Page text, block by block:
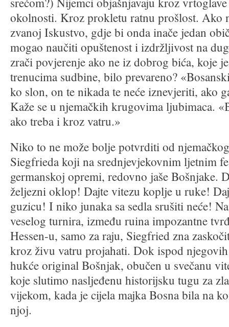
okolnosti. Kroz prokletu ratnu prošlost. Ako
zvanoj Iskustvo, gdje bi onda inače jedan
mogao naučiti opuštenost i izdržljivost na
zrači povjerenje ako ne iz dobrog bića, koje
trenucima sudbine, bilo prevareno?
ko slon, on te nikada te neće iznevjeriti, ako
Kaže se u njemačkih krugovima ljubimaca.
ako treba i kroz vatru.»
Niko to ne može bolje potvrditi od
Siegfrieda koji na srednjevjekovnim ljetnim
germanskoj opremi, redovno jaše Bošnjake.
željezni oklop! Dajte vitezu koplje u ruke!
guzicu! I niko junaka sa sedla srušiti neće!
veselog turnira, između ruina impozantne
Hessen-u, samo za raju, Siegfried zna
kroz živu vatru projahati. Dok ispod
hukće original Bošnjak, obučen u svečanu
koje slutimo nasljeđenu historijsku tugu za
vijekom, kada je cijela majka Bosna bila na
njoj.